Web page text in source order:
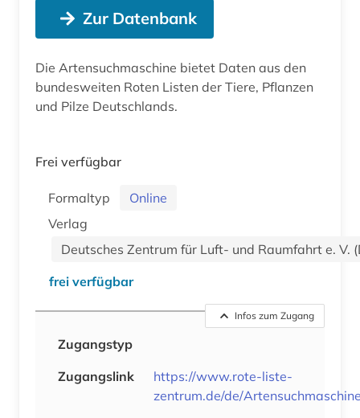
Zur Datenbank
Die Artensuchmaschine bietet Daten aus den
bundesweiten Roten Listen der Tiere, Pflanzen
und Pilze Deutschlands.
Frei verfügbar
Formaltyp
Online
Verlag
Deutsches Zentrum für Luft- und Raumfahrt e. V.
frei verfügbar
Infos zum Zugang
Zugangstyp
Zugangslink
https://www.rote-liste-
zentrum.de/de/